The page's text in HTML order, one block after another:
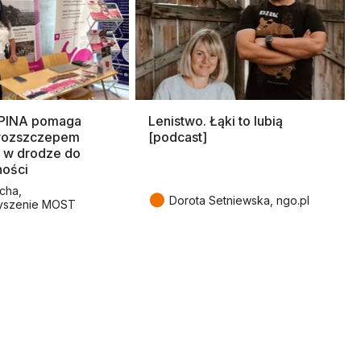
pomaga
w drodze do
MOST
Lenistwo. Łąki to lubią
[podcast]
● Dorota Setniewska, ngo.pl